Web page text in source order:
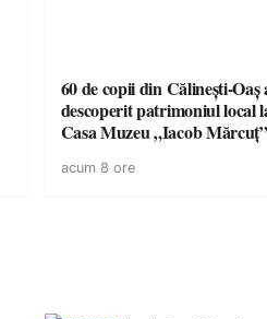
60 de copii din Călinești-Oaș
descoperit patrimoniul local
Casa Muzeu „Iacob Mărcuț”
acum 8 ore